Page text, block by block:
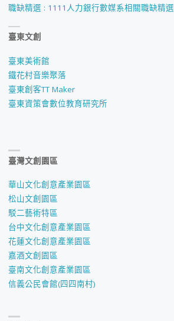
職缺精選 : 1111人力銀行數媒系相關職缺精選
臺東文創
臺東美術館
鐵花村音樂聚落
臺東創客TT Maker
臺東資策會數位教育研究所
臺灣文創園區
華山文化創意產業園區
松山文創園區
駁二藝術特區
台中文化創意產業園區
花蓮文化創意產業園區
嘉酒文創園區
臺南文化創意產業園區
信義公民會館(四四南村)